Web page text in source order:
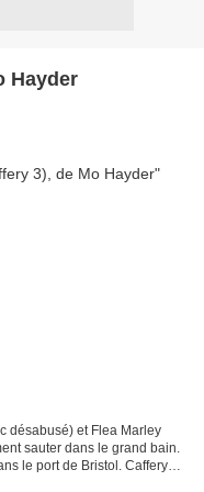
Hayder
désabusé) et Flea Marley
sauter dans le grand bain.
le port de Bristol. Caffery